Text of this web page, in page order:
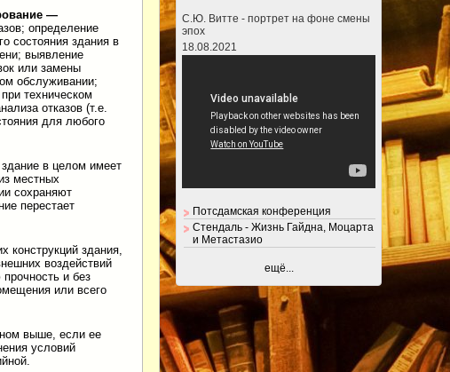
—
определение
состояния здания в
выявление
или замены
обслуживании;
техническом
отказов (т.е.
для любого
в целом имеет
местных
сохраняют
перестает
конструкций здания,
воздействий
и без
или всего
выше, если ее
условий
С.Ю. Витте - портрет на фоне смены
эпох
18.08.2021
Потсдамская конференция
Стендаль - Жизнь Гайдна, Моцарта
и Метастазио
ещё...